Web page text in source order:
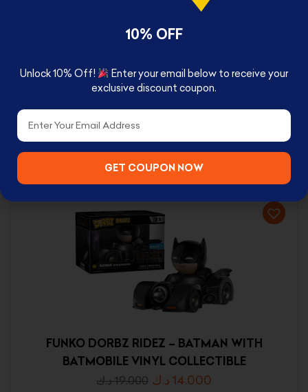
bedside table. Requires 2x “AAA” batteries, not
RELATED PRODUCTS
FUNKO DORBZ RIDEZ – BATMAN WITH
BATMOBILE VINYL COLLECTIBLE
19.000 د.ك 14.000 د.ك
10% OFF
Unlock 10% Off!
Enter your email below to receive your
exclusive discount coupon.
Email
GET COUPON NOW